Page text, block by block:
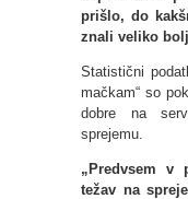
prišlo, do
znali veliko
Statistični
mačkam“ so
dobre na
sprejemu.
„Predvsem v
težav na